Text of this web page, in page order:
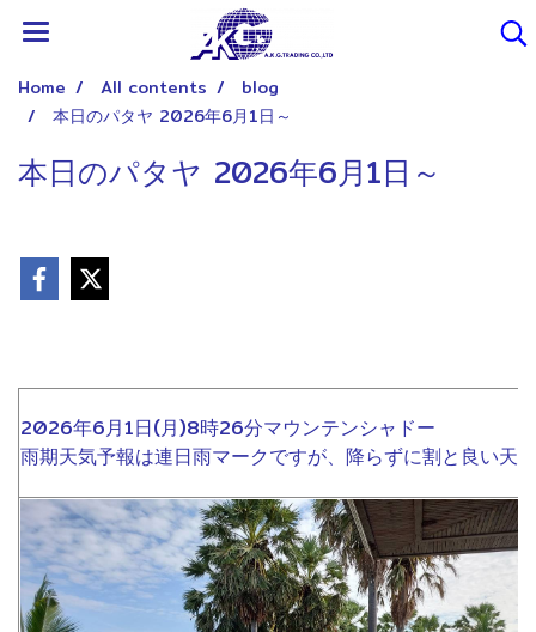
Home All contents
blog
本日のパタヤ 2026年6月1日～
本日のパタヤ 2026年6月1日～
2026年6月1日(月)8時26分マウンテンシャドー
雨期天気予報は連日雨マークですが、降らずに割と良い天